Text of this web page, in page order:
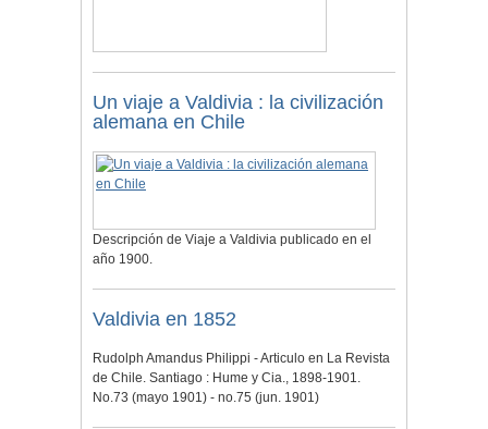
Un viaje a Valdivia : la civilización
alemana en Chile
Descripción de Viaje a Valdivia publicado en el
año 1900.
Valdivia en 1852
Rudolph Amandus Philippi - Articulo en La Revista
de Chile. Santiago : Hume y Cia., 1898-1901.
No.73 (mayo 1901) - no.75 (jun. 1901)